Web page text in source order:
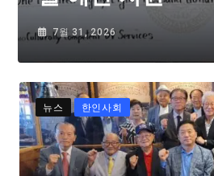
7월 31, 2026
뉴스 한인사회